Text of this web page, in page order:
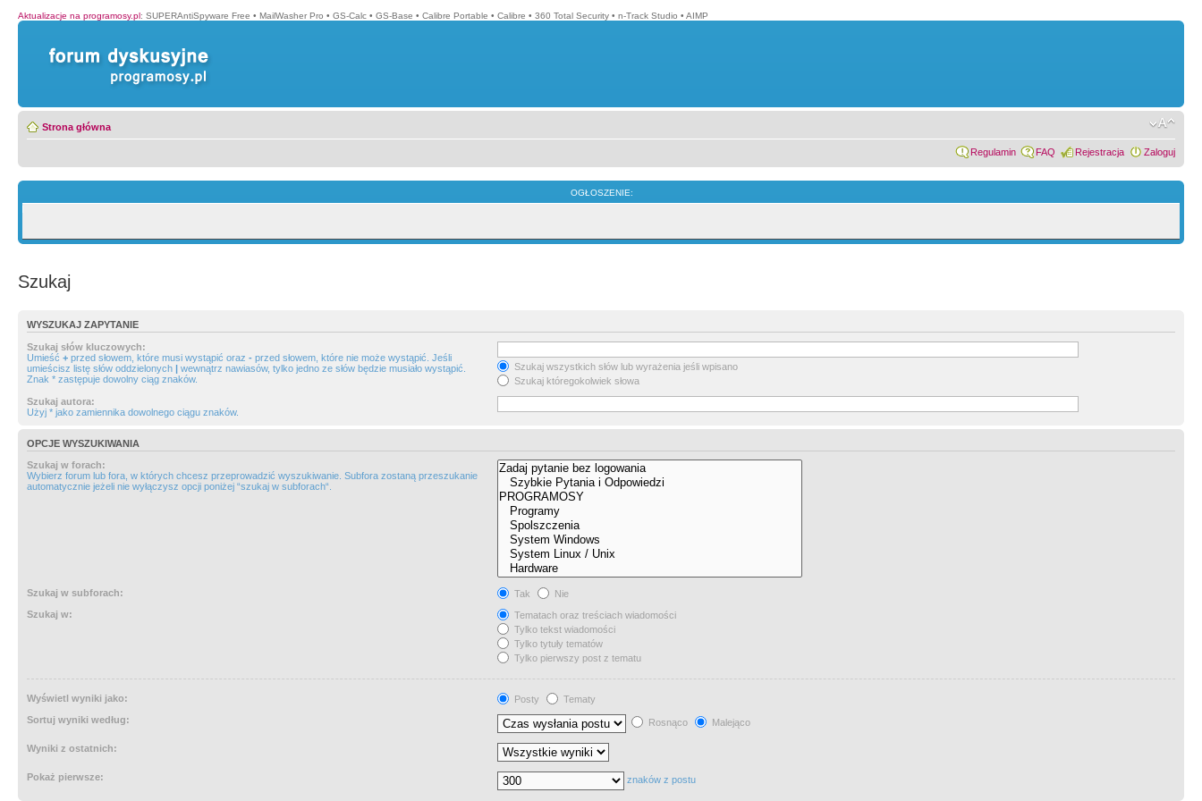
Aktualizacje na programosy.pl: SUPERAntiSpyware Free • MailWasher Pro • GS-Calc • GS-Base • Calibre Portable • Calibre • 360 Total Security • n-Track Studio • AIMP
Strona główna
Regulamin FAQ Rejestracja Zaloguj
OGŁOSZENIE:
Szukaj
WYSZUKAJ ZAPYTANIE
Szukaj słów kluczowych:
Umieść + przed słowem, które musi wystąpić oraz - przed słowem, które nie może wystąpić. Jeśli
umieścisz listę słów oddzielonych | wewnątrz nawiasów, tylko jedno ze słów będzie musiało wystąpić.
Znak * zastępuje dowolny ciąg znaków.
Szukaj wszystkich słów lub wyrażenia jeśli wpisano
Szukaj któregokolwiek słowa
Szukaj autora:
Użyj * jako zamiennika dowolnego ciągu znaków.
OPCJE WYSZUKIWANIA
Szukaj w forach:
Wybierz forum lub fora, w których chcesz przeprowadzić wyszukiwanie. Subfora zostaną przeszukanie
automatycznie jeżeli nie wyłączysz opcji poniżej “szukaj w subforach“.
Szukaj w subforach: Tak
Nie
Szukaj w:
Tematach oraz treściach wiadomości
Tylko tekst wiadomości
Tylko tytuły tematów
Tylko pierwszy post z tematu
Wyświetl wyniki jako: Posty
Tematy
Sortuj wyniki według:
Rosnąco Malejąco
Wyniki z ostatnich:
Pokaż pierwsze: znaków z postu